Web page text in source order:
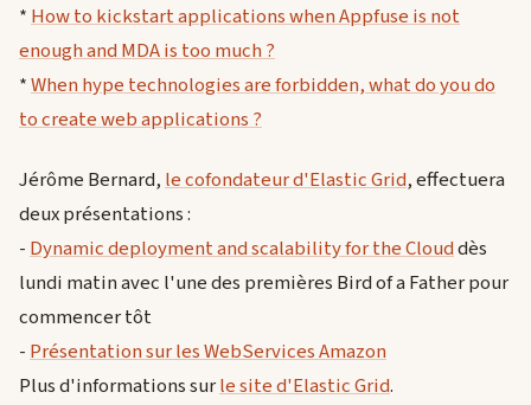
*How to kickstart applications when Appfuse is not
enough and MDA is too much ?
*When hype technologies are forbidden, what do you do
to create web applications ?
Jérôme Bernard,le cofondateur d'Elastic Grid, effectuera
deux présentations :
-Dynamic deployment and scalability for the Clouddès
lundi matin avec l'une des premières Bird of a Father pour
commencer tôt
-Présentation sur les WebServices Amazon
Plus d'informations surle site d'Elastic Grid.